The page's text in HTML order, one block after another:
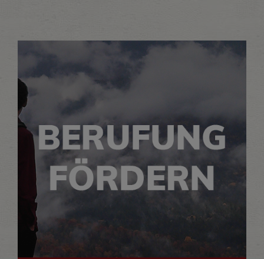
Wir fördern Berufungen, beraten und
unterstützen
MEHR LESEN…